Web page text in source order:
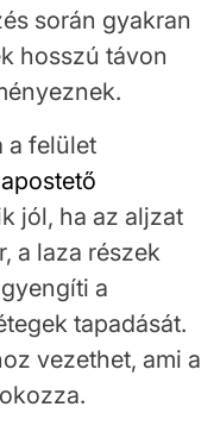
során gyakran
hosszú távon
a felület
jól, ha az aljzat
a laza részek
a
tapadását.
vezethet, ami a